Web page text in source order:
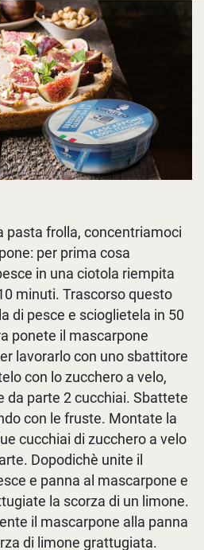
pasta frolla, concentriamoci
per prima cosa
in una ciotola riempita
minuti. Trascorso questo
di pesce e scioglietela in 50
ponete il mascarpone
lavorarlo con uno sbattitore
con lo zucchero a velo,
da parte 2 cucchiai. Sbattete
con le fruste. Montate la
cucchiai di zucchero a velo
Dopodichè unite il
e panna al mascarpone e
la scorza di un limone.
il mascarpone alla panna
di limone grattugiata.